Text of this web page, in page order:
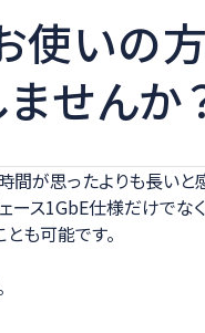
ス 3D
使いの
せんか
間が思ったよりも長いと
ェース1GbE仕様だけでなく
も可能です。